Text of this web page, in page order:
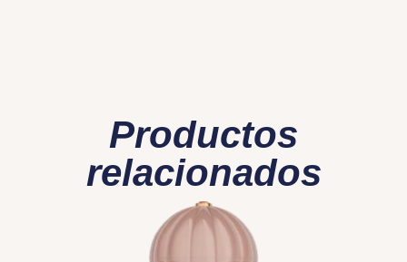
Productos
relacionados